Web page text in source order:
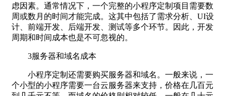
虑因素。通常情况下，一个完整的小程序定制项目需要数
周或数月的时间才能完成。这其中包括了需求分析、UI设
计、前端开发、后端开发、测试等多个环节。因此，开发
周期和时间成本也是不可忽视的。
3服务器和域名成本
小程序定制还需要购买服务器和域名。一般来说，一
个小型的小程序需要一台云服务器来支持，价格在几百元